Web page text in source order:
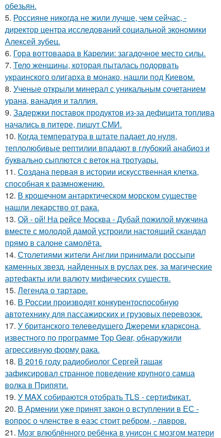
обезьян.
5. Россияне никогда не жили лучше, чем сейчас, -
директор центра исследований социальной экономики
Алексей зубец.
6. Гора воттоваара в Карелии: загадочное место силы.
7. Тело женщины, которая пыталась подорвать
украинского олигарха в монако, нашли под Киевом.
8. Ученые открыли минерал с уникальным сочетанием
урана, ванадия и таллия.
9. Задержки поставок продуктов из-за дефицита топлива
начались в питере, пишут СМИ.
10. Когда температура в штате падает до нуля,
теплолюбивые рептилии впадают в глубокий анабиоз и
буквально сыплются с веток на тротуары.
11. Создана первая в истории искусственная клетка,
способная к размножению.
12. В крошечном антарктическом морском существе
нашли лекарство от рака.
13. Ой - ой! На рейсе Москва - Дубай пожилой мужчина
вместе с молодой дамой устроили настоящий скандал
прямо в салоне самолёта.
14. Столетиями жители Англии принимали россыпи
каменных звезд, найденных в руслах рек, за магические
артефакты или валюту мифических существ.
15. Легенда о тартаре.
16. В России производят конкурентоспособную
автотехнику для пассажирских и грузовых перевозок.
17. У британского телеведущего Джереми кларксона,
известного по программе Top Gear, обнаружили
агрессивную форму рака.
18. В 2016 году радиобиолог Сергей гащак
зафиксировал странное поведение крупного самца
волка в Припяти.
19. У MAX собираются отобрать TLS - сертификат.
20. В Армении уже принят закон о вступлении в ЕС -
вопрос о членстве в еаэс стоит ребром, - лавров.
21. Мозг влюблённого ребёнка в унисон с мозгом матери